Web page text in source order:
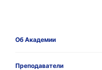
Об Академии
Преподаватели